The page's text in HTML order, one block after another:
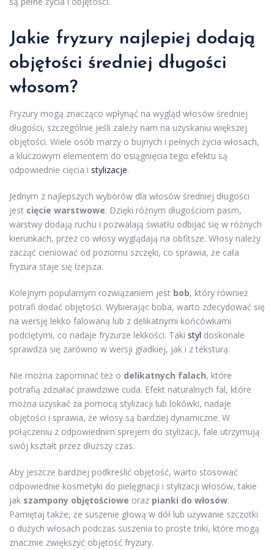
Jakie fryzury najlepiej dodają
objętości średniej długości
włosom?
Fryzury mogą znacząco wpłynąć na wygląd włosów średniej
długości, szczególnie jeśli zależy nam na uzyskaniu większej
objętości. Wiele osób marzy o bujnych i pełnych życia włosach,
a kluczowym elementem do osiągnięcia tego efektu są
odpowiednie cięcia i stylizacje.
Jednym z najlepszych wyborów dla włosów średniej długości
jest cięcie warstwowe. Dzięki różnym długościom pasm,
warstwy dodają ruchu i pozwalają światłu odbijać się w różnych
kierunkach, przez co włosy wyglądają na obfitsze. Włosy należy
zacząć cieniować od poziomu szczęki, co sprawia, że cała
fryzura staje się lżejsza.
Kolejnym popularnym rozwiązaniem jest bob, który również
potrafi dodać objętości. Wybierając boba, warto zdecydować się
na wersję lekko falowaną lub z delikatnymi końcówkami
podciętymi, co nadaje fryzurze lekkości. Taki styl doskonale
sprawdza się zarówno w wersji gładkiej, jak i z teksturą.
Nie można zapominać też o delikatnych falach, które
potrafią zdziałać prawdziwe cuda. Efekt naturalnych fal, które
można uzyskać za pomocą stylizacji lub lokówki, nadaje
objętości i sprawia, że włosy są bardziej dynamiczne. W
połączeniu z odpowiednim sprejem do stylizacji, fale utrzymują
swój kształt przez dłuższy czas.
Aby jeszcze bardziej podkreślić objętość, warto stosować
odpowiednie kosmetyki do pielęgnacji i stylizacji włosów, takie
jak szampony objętościowe oraz pianki do włosów.
Pamiętaj także, że suszenie głową w dół lub używanie szczotki
o dużych włosach podczas suszenia to proste triki, które mogą
znacznie zwiększyć objętość fryzury.